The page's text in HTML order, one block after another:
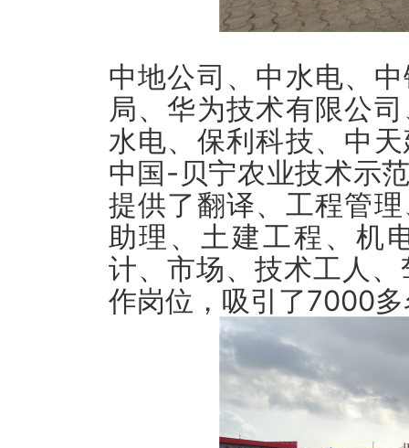
中地公司、中水电、
局、华为技术有限公
水电、保利科技、中
中国-贝宁农业技术示
提供了翻译、工程管
助理、土建工程、机
计、市场、技术工人
作岗位，吸引了7000